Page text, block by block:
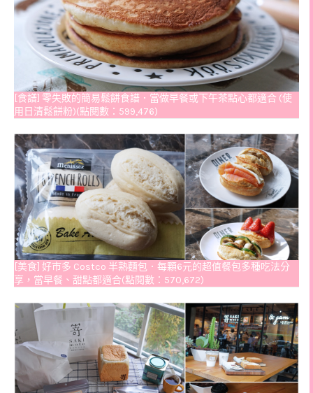
[食譜] 零失敗的簡易鬆餅食譜．當做早餐或下午茶點心都適合 (使
用日清鬆餅粉)(點閱數：599,476)
[美食] 好市多 Costco 半熟麵包．每顆6元的超值餐包多種吃法分
享，當早餐、甜點都適合(點閱數：570,672)